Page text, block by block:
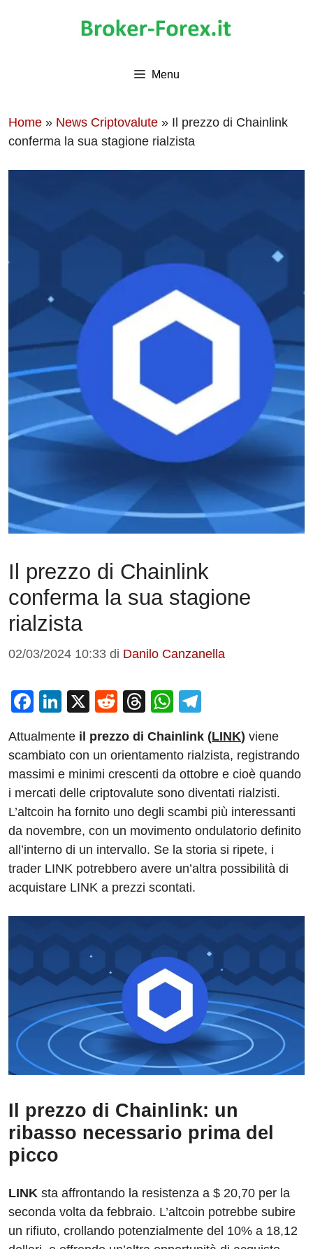
Menu
Home » News Criptovalute » Il prezzo di Chainlink
conferma la sua stagione rialzista
Il prezzo di Chainlink
conferma la sua stagione
rialzista
02/03/2024 10:33 di Danilo Canzanella
F
c
e
b
o
o
k
Li
k
e
dI
n
X
R
d
di
t
T
e
a
d
s
W
at
s
A
p
p
e
gr
a
m
Attualmente il prezzo di Chainlink (LINK) viene
scambiato con un orientamento rialzista, registrando
massimi e minimi crescenti da ottobre e cioè quando
i mercati delle criptovalute sono diventati rialzisti.
L’altcoin ha fornito uno degli scambi più interessanti
da novembre, con un movimento ondulatorio definito
all’interno di un intervallo. Se la storia si ripete, i
trader LINK potrebbero avere un’altra possibilità di
acquistare LINK a prezzi scontati.
Il prezzo di Chainlink: un
ribasso necessario prima del
picco
LINK sta affrontando la resistenza a $ 20,70 per la
seconda volta da febbraio. L’altcoin potrebbe subire
un rifiuto, crollando potenzialmente del 10% a 18,12